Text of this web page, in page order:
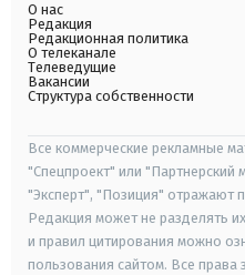
О нас
Редакция
Редакционная политика
О телеканале
Телеведущие
Вакансии
Структура собственности
Все коммерческие рекламные
"Спецпроект" или "Партнерский
"Эксперт", "Позиция" отражают
Редакция может не разделять
и правил цитирования можно
пользования сайтом. Все